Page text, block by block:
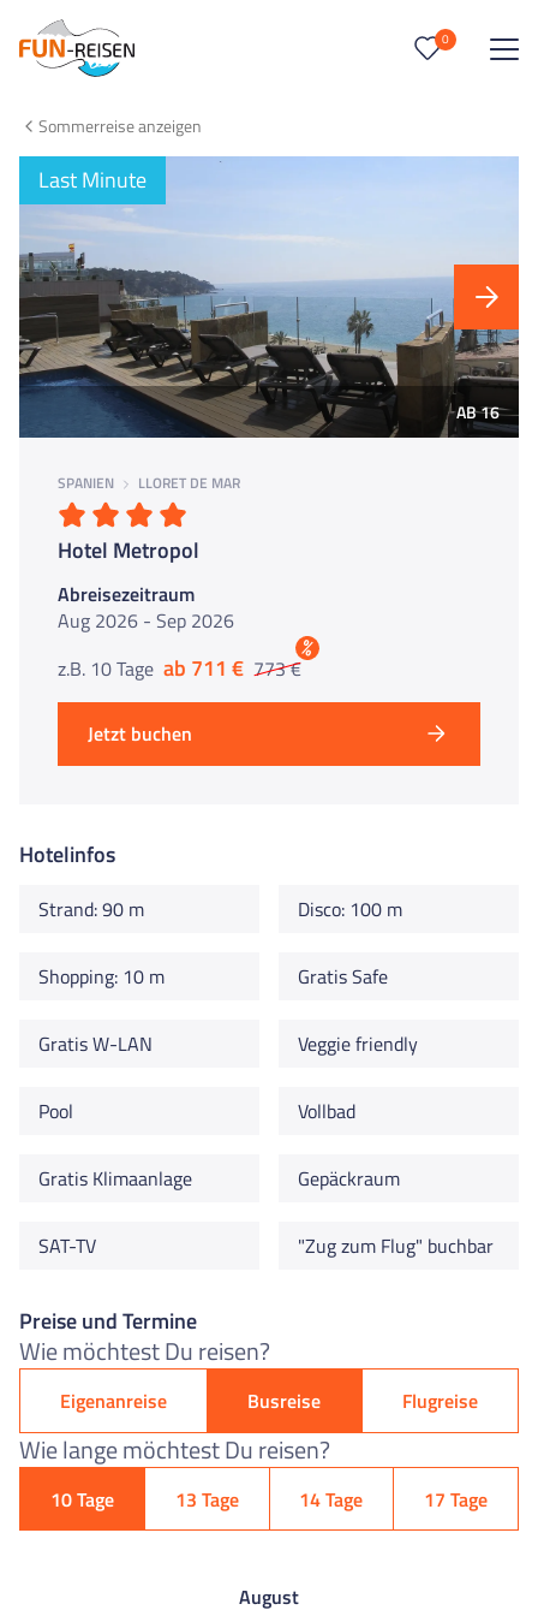
0
Keine Reisen auf der Merkliste
Sommerreise anzeigen
Last Minute
AB 16
SPANIEN LLORET DE MAR
Hotel Metropol
Abreisezeitraum
Aug 2026 - Sep 2026
z.B. 10 Tage ab 711 € 773 €
%
Jetzt buchen
Hotelinfos
Strand: 90 m Disco: 100 m
Shopping: 10 m Gratis Safe
Gratis W-LAN Veggie friendly
Pool Vollbad
Gratis Klimaanlage Gepäckraum
SAT-TV "Zug zum Flug" buchbar
Preise und Termine
Wie möchtest Du reisen?
Eigenanreise Busreise Flugreise
Wie lange möchtest Du reisen?
10 Tage 13 Tage 14 Tage 17 Tage
August